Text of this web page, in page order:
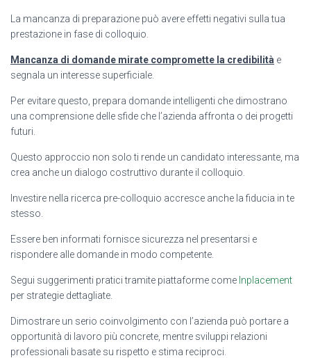
La mancanza di preparazione può avere effetti negativi sulla tua
prestazione in fase di colloquio.
Mancanza di domande mirate compromette la credibilità e
segnala un interesse superficiale.
Per evitare questo, prepara domande intelligenti che dimostrano
una comprensione delle sfide che l’azienda affronta o dei progetti
futuri.
Questo approccio non solo ti rende un candidato interessante, ma
crea anche un dialogo costruttivo durante il colloquio.
Investire nella ricerca pre-colloquio accresce anche la fiducia in te
stesso.
Essere ben informati fornisce sicurezza nel presentarsi e
rispondere alle domande in modo competente.
Segui suggerimenti pratici tramite piattaforme come Inplacement
per strategie dettagliate.
Dimostrare un serio coinvolgimento con l’azienda può portare a
opportunità di lavoro più concrete, mentre sviluppi relazioni
professionali basate su rispetto e stima reciproci.